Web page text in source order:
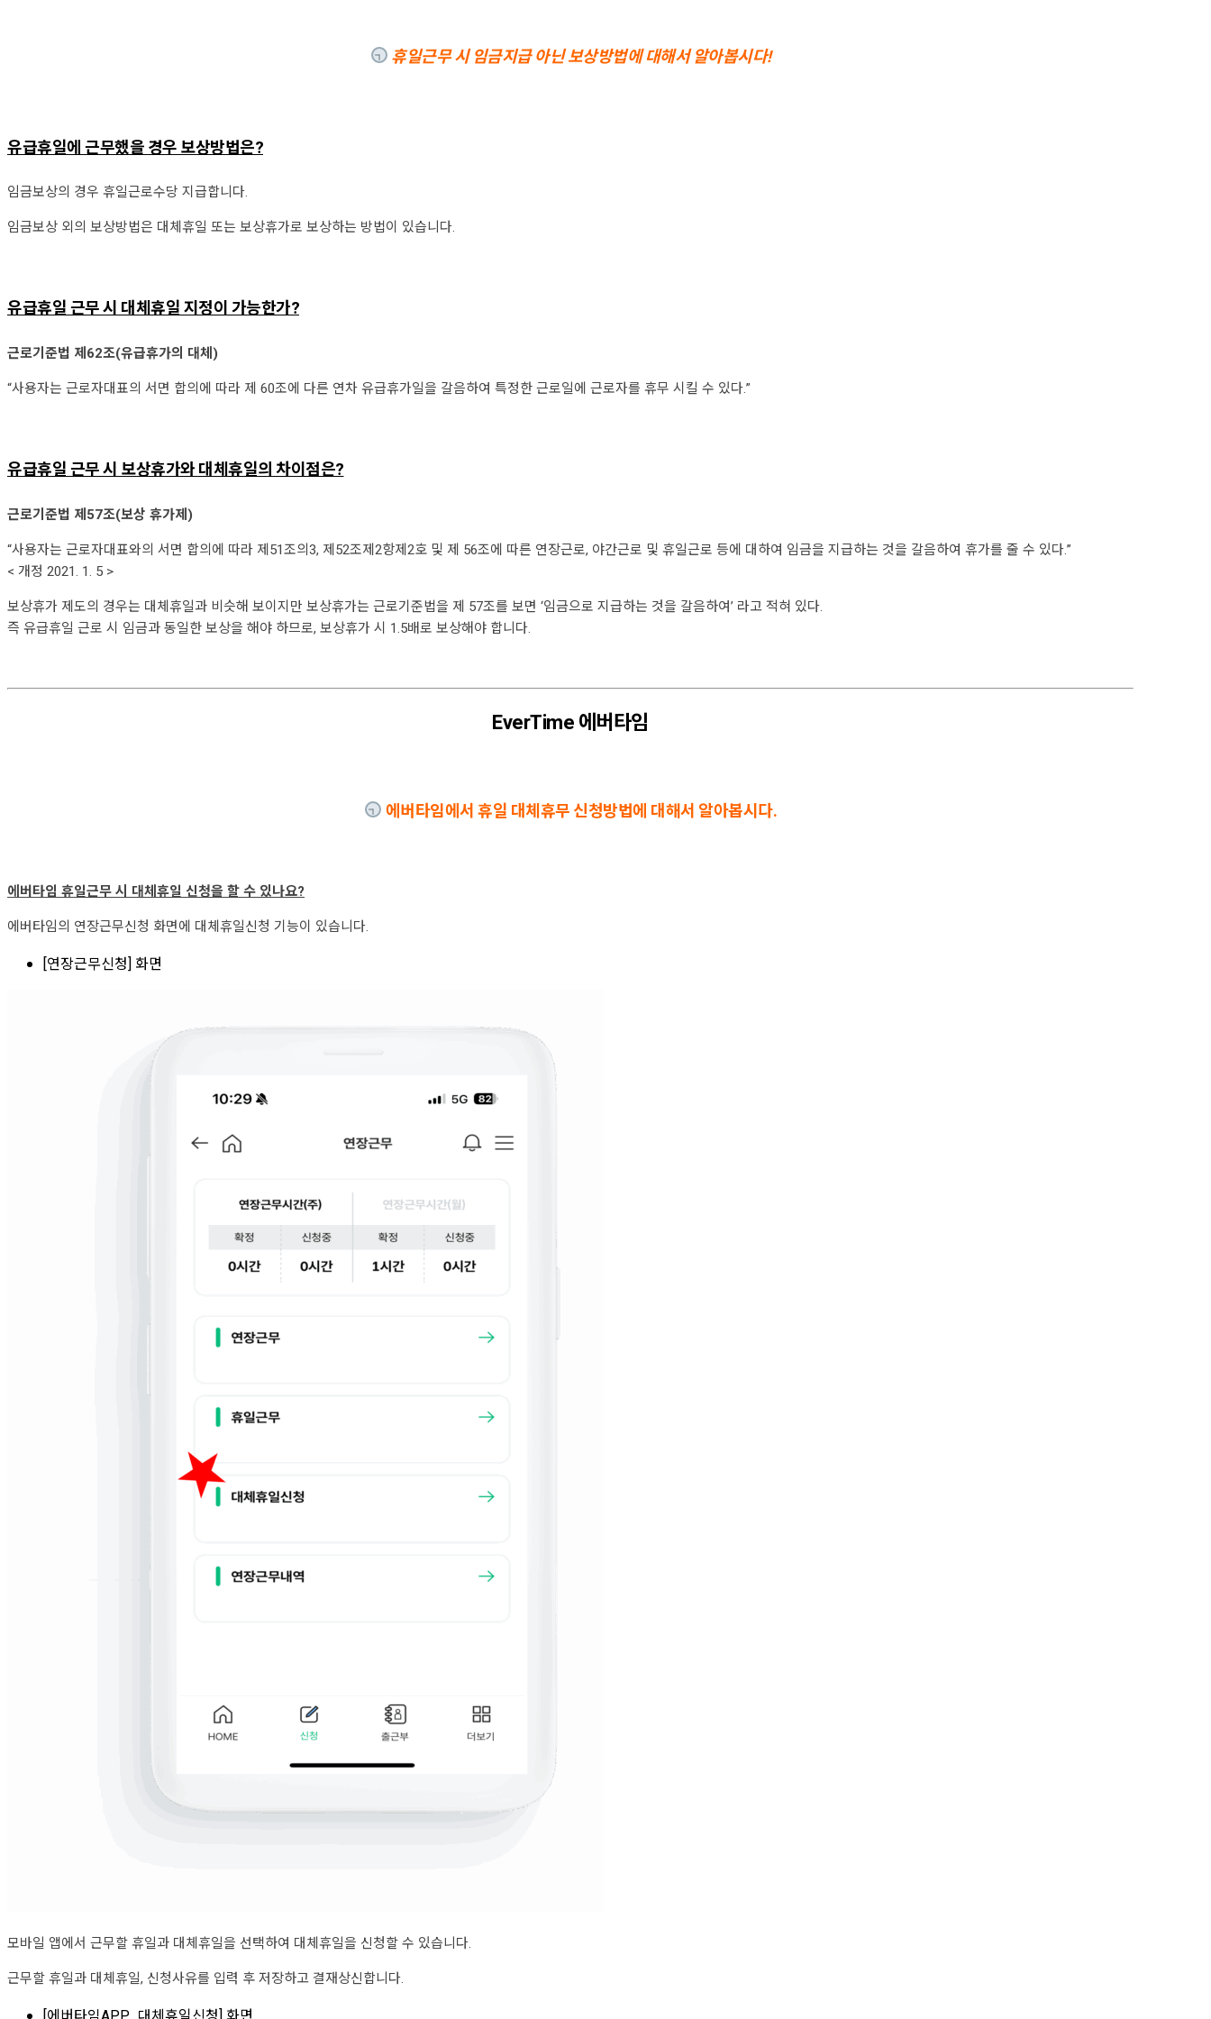
휴일근무 시 임금지급 아닌 보상방법에 대해서 알아봅시다!
유급휴일에 근무했을 경우 보상방법은?
임금보상의 경우 휴일근로수당 지급합니다.
임금보상 외의 보상방법은 대체휴일 또는 보상휴가로 보상하는 방법이 있습니다.
유급휴일 근무 시 대체휴일 지정이 가능한가?
근로기준법 제62조(유급휴가의 대체)
“사용자는 근로자대표의 서면 합의에 따라 제 60조에 다른 연차 유급휴가일을 갈음하여 특정한 근로일에 근로자를 휴무 시킬 수 있다.”
유급휴일 근무 시 보상휴가와 대체휴일의 차이점은?
근로기준법 제57조(보상 휴가제)
“사용자는 근로자대표와의 서면 합의에 따라 제51조의3, 제52조제2항제2호 및 제 56조에 따른 연장근로, 야간근로 및 휴일근로 등에 대하여 임금을 지급하는 것을 갈음하여 휴가를 줄 수 있다.”
< 개정 2021. 1. 5 >
보상휴가 제도의 경우는 대체휴일과 비슷해 보이지만 보상휴가는 근로기준법을 제 57조를 보면 ‘임금으로 지급하는 것을 갈음하여’ 라고 적혀 있다.
즉 유급휴일 근로 시 임금과 동일한 보상을 해야 하므로, 보상휴가 시 1.5배로 보상해야 합니다.
EverTime 에버타임
에버타임에서 휴일 대체휴무 신청방법에 대해서 알아봅시다.
에버타임 휴일근무 시 대체휴일 신청을 할 수 있나요?
에버타임의 연장근무신청 화면에 대체휴일신청 기능이 있습니다.
[연장근무신청] 화면
모바일 앱에서 근무할 휴일과 대체휴일을 선택하여 대체휴일을 신청할 수 있습니다.
근무할 휴일과 대체휴일, 신청사유를 입력 후 저장하고 결재상신합니다.